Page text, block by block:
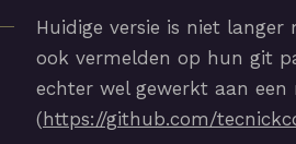
Huidige versie is niet langer
ook vermelden op hun git
echter wel gewerkt aan een
( https://github.com/